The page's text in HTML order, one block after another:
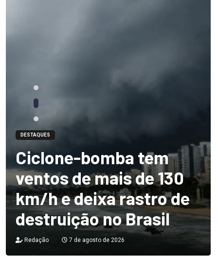
DESTAQUES
Ciclone-bomba tem
ventos de mais de 130
km/h e deixa rastro de
destruição no Brasil
Redação 7 de agosto de 2026